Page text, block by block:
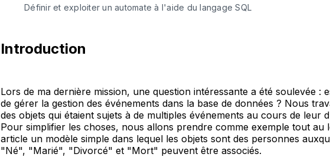
Définir et exploiter un automate à l'aide du langage SQL
Introduction
Lors de ma dernière mission, une question intéressante a été soulevée :
de gérer la gestion des événements dans la base de données ? Nous
des objets qui étaient sujets à de multiples événements au cours de leur
Pour simplifier les choses, nous allons prendre comme exemple tout au
article un modèle simple dans lequel les objets sont des personnes
"Né", "Marié", "Divorcé" et "Mort" peuvent être associés.